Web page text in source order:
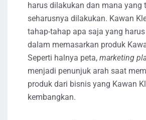
harus dilakukan dan mana yang
seharusnya dilakukan. Kawan
tahap-tahap apa saja yang
dalam memasarkan produk
Seperti halnya peta, marketing
menjadi penunjuk arah saat
produk dari bisnis yang Kawan
kembangkan.